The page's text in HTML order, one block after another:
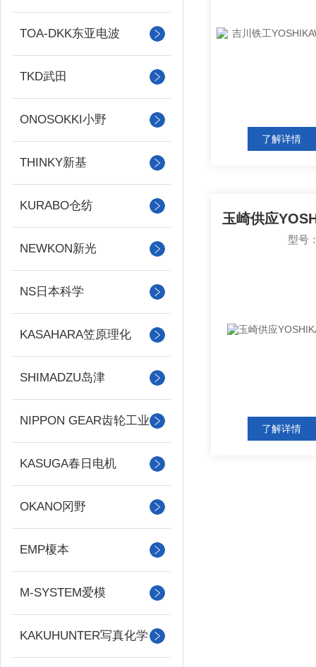
TOA-DKK东亚电波
TKD武田
ONOSOKKI小野
THINKY新基
KURABO仓纺
NEWKON新光
NS日本科学
KASAHARA笠原理化
SHIMADZU岛津
NIPPON GEAR齿轮工业
KASUGA春日电机
OKANO冈野
EMP榎本
M-SYSTEM爱模
KAKUHUNTER写真化学
了解详情
型号
了解详情